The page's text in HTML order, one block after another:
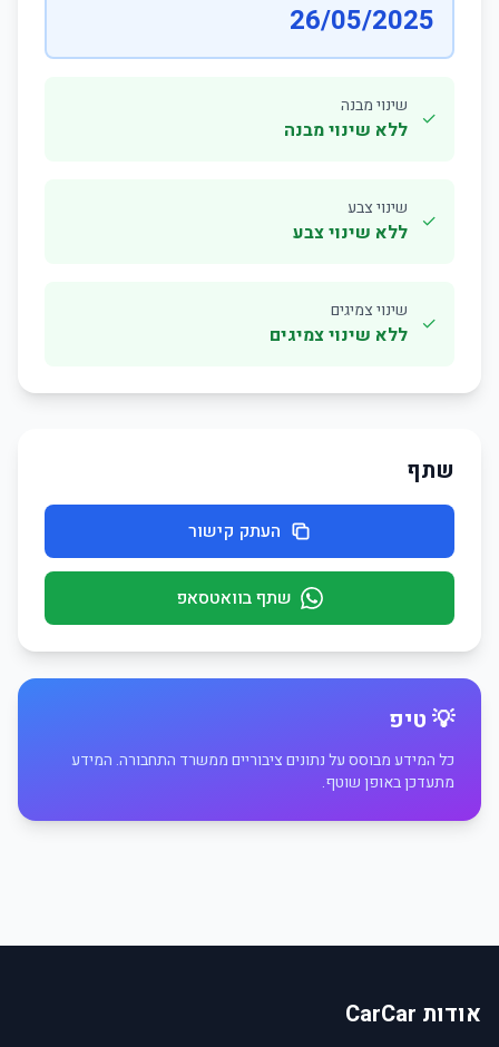
26/05/2025
✓
שינוי מבנה
ללא שינוי מבנה
✓
שינוי צבע
ללא שינוי צבע
✓
שינוי צמיגים
ללא שינוי צמיגים
שתף
העתק קישור
שתף בוואטסאפ
💡 טיפ
כל המידע מבוסס על נתונים ציבוריים ממשרד התחבורה. המידע
מתעדכן באופן שוטף.
אודות CarCar